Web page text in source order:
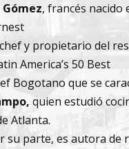
Gómez, francés
y propietario del
America’s 50 Best
Bogotano que se
quien estudió
Atlanta.
su parte, es autora de